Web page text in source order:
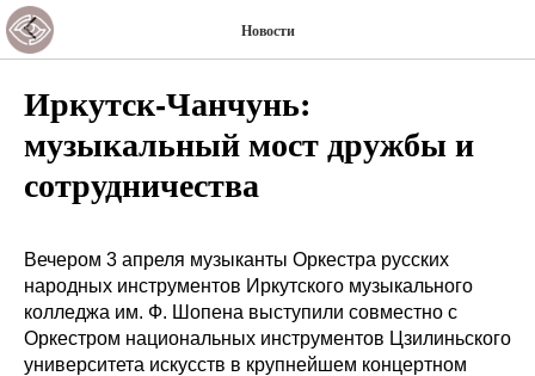
Новости
Иркутск-Чанчунь:
музыкальный мост дружбы и
сотрудничества
Вечером 3 апреля музыканты Оркестра русских
народных инструментов Иркутского музыкального
колледжа им. Ф. Шопена выступили совместно с
Оркестром национальных инструментов Цзилиньского
университета искусств в крупнейшем концертном